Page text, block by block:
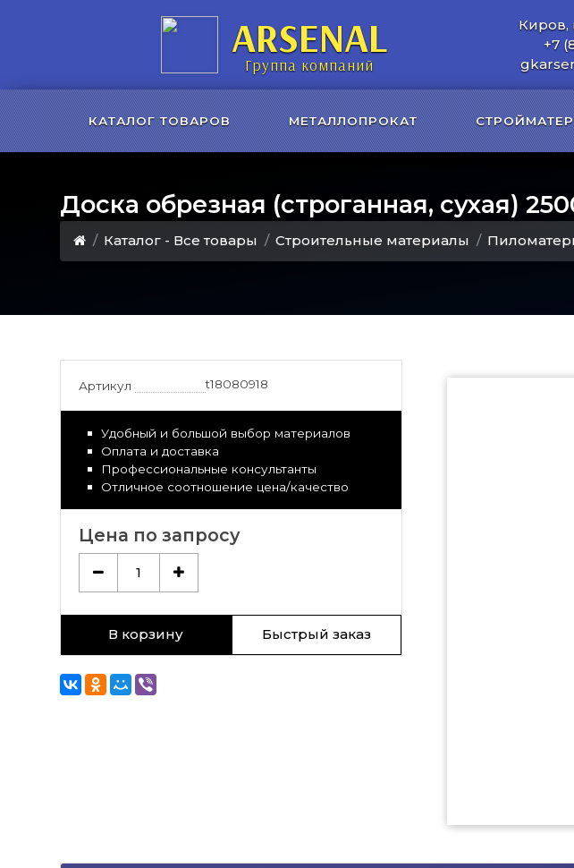
ARSENAL
Группа компаний
Киров,
+7
КАТАЛОГ ТОВАРОВ МЕТАЛЛОПРОКАТ
Доска обрезная (строганная, сухая)
Каталог - Все товары Строительные материалы
Артикул t18080918
Удобный и большой выбор материалов
Оплата и доставка
Профессиональные консультанты
Отличное соотношение цена/качество
Цена по запросу
1
В корзину Быстрый заказ